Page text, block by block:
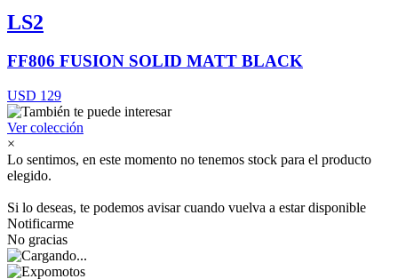
LS2
FF806 FUSION SOLID MATT BLACK
USD 129
Ver colección
×
Lo sentimos, en este momento no tenemos stock para el producto
elegido.
Si lo deseas, te podemos avisar cuando vuelva a estar disponible
Notificarme
No gracias